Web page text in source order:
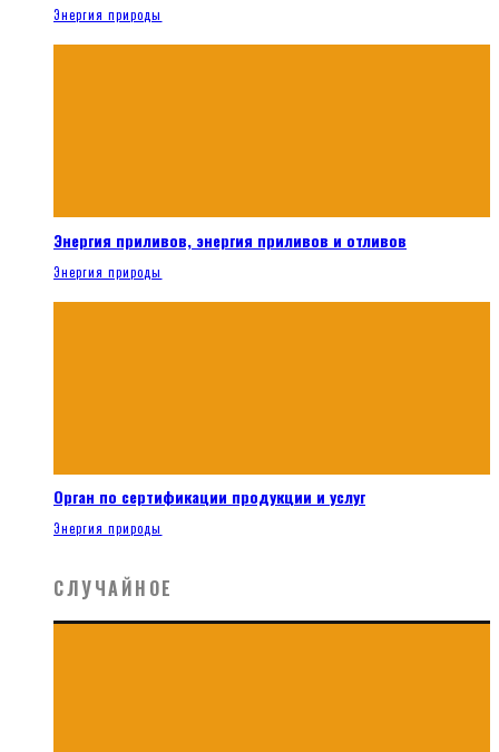
Энергия природы
Энергия приливов, энергия приливов и отливов
Энергия природы
Орган по сертификации продукции и услуг
Энергия природы
СЛУЧАЙНОЕ